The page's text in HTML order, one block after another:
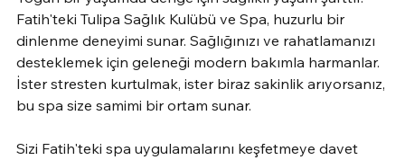
Fatih'teki Tulipa Sağlık Kulübü ve Spa, huzurlu bir
dinlenme deneyimi sunar. Sağlığınızı ve rahatlamanızı
desteklemek için geleneği modern bakımla harmanlar.
İster stresten kurtulmak, ister biraz sakinlik arıyorsanız,
bu spa size samimi bir ortam sunar.
Sizi Fatih'teki spa uygulamalarını keşfetmeye davet